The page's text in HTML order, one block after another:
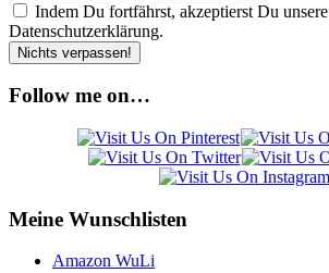
Indem Du fortfährst, akzeptierst Du unsere
Datenschutzerklärung.
Follow me on…
Meine Wunschlisten
Amazon WuLi